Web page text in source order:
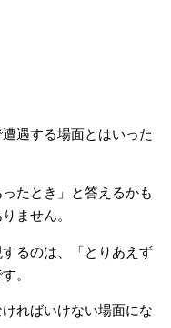
遇する場面とはいった
たとき」と答えるかも
ません。
るのは、「とりあえず
。
ればいけない場面にな